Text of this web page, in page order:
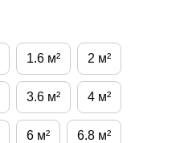
1.6 м² 2 м²
3.6 м² 4 м²
6 м² 6.8 м²